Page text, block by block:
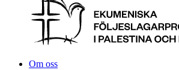
Om oss